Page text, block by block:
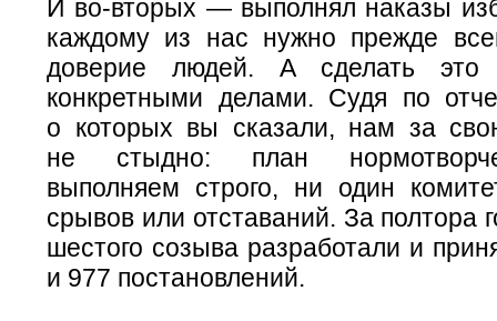
И во-вторых — выполнял наказы
каждому из нас нужно прежде
доверие людей. А сделать это
конкретными делами. Судя по
о которых вы сказали, нам за
не стыдно: план
выполняем строго, ни один
срывов или отставаний. За полтора
шестого созыва разработали и
и 977 постановлений.